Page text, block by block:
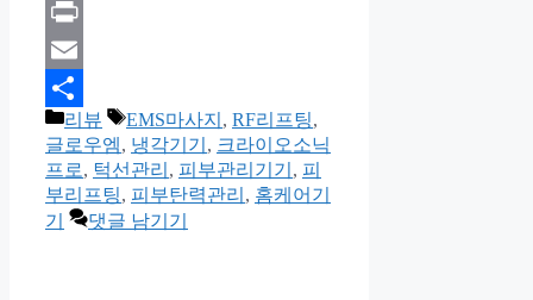
Gmail
Print
Email
Share
카
테
고
리
리뷰
태
그
EMS마사지 , RF리프팅,
글로우엠, 냉각기기 , 크라이오소닉
프로, 턱선관리 , 피부관리기기 , 피
부리프팅, 피부탄력관리 , 홈케어기
기
댓글 남기기